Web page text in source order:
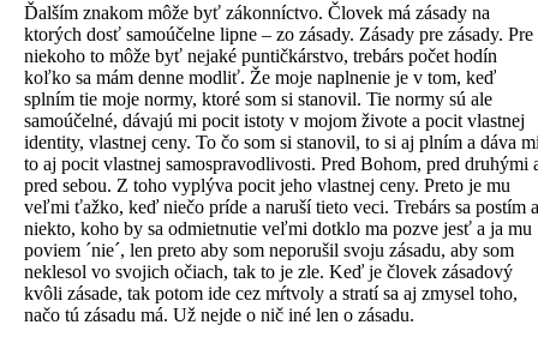
Ďalším znakom môže byť zákonníctvo. Človek má zásady na
ktorých dosť samoúčelne lipne – zo zásady. Zásady pre zásady. Pre
niekoho to môže byť nejaké puntičkárstvo, trebárs počet hodín
koľko sa mám denne modliť. Že moje naplnenie je v tom, keď
splním tie moje normy, ktoré som si stanovil. Tie normy sú ale
samoúčelné, dávajú mi pocit istoty v mojom živote a pocit vlastnej
identity, vlastnej ceny. To čo som si stanovil, to si aj plním a dáva
to aj pocit vlastnej samospravodlivosti. Pred Bohom, pred druhými
pred sebou. Z toho vyplýva pocit jeho vlastnej ceny. Preto je mu
veľmi ťažko, keď niečo príde a naruší tieto veci. Trebárs sa postím a
niekto, koho by sa odmietnutie veľmi dotklo ma pozve jesť a ja mu
poviem ´nie´, len preto aby som neporušil svoju zásadu, aby som
neklesol vo svojich očiach, tak to je zle. Keď je človek zásadový
kvôli zásade, tak potom ide cez mŕtvoly a stratí sa aj zmysel toho,
načo tú zásadu má. Už nejde o nič iné len o zásadu.